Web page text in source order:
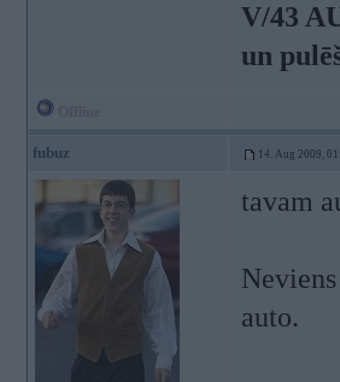
V/43
un
fubuz 14. Aug 2009,
tavam
auto.